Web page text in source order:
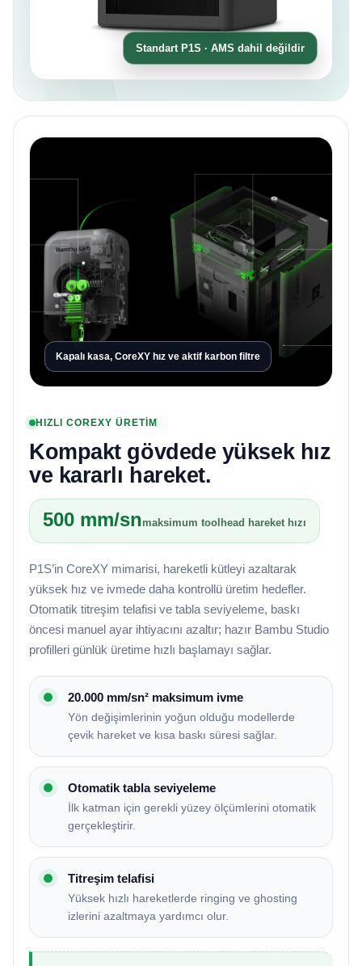
Standart P1S · AMS dahil değildir
Kapalı kasa, CoreXY hız ve aktif karbon filtre
HIZLI COREXY ÜRETİM
Kompakt gövdede yüksek hız
ve kararlı hareket.
500 mm/snmaksimum toolhead hareket hızı
P1S’in CoreXY mimarisi, hareketli kütleyi azaltarak
yüksek hız ve ivmede daha kontrollü üretim hedefler.
Otomatik titreşim telafisi ve tabla seviyeleme, baskı
öncesi manuel ayar ihtiyacını azaltır; hazır Bambu Studio
profilleri günlük üretime hızlı başlamayı sağlar.
20.000 mm/sn² maksimum ivme
Yön değişimlerinin yoğun olduğu modellerde
çevik hareket ve kısa baskı süresi sağlar.
Otomatik tabla seviyeleme
İlk katman için gerekli yüzey ölçümlerini otomatik
gerçekleştirir.
Titreşim telafisi
Yüksek hızlı hareketlerde ringing ve ghosting
izlerini azaltmaya yardımcı olur.